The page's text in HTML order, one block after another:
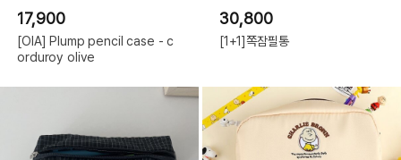
17,900
[OIA] Plump pencil case - c
orduroy olive
30,800
[1+1]쪽잠필통